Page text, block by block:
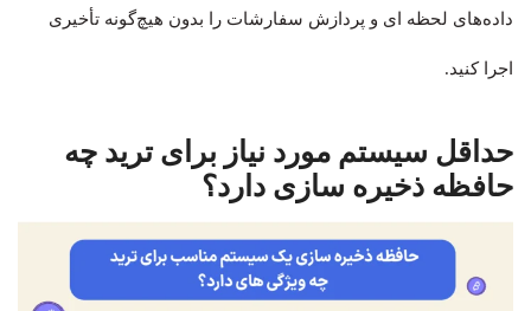
داده‌های لحظه ای و پردازش سفارشات را بدون هیچ‌گونه تأخیری
اجرا کنید.
حداقل سیستم مورد نیاز برای ترید چه
حافظه ذخیره سازی دارد؟